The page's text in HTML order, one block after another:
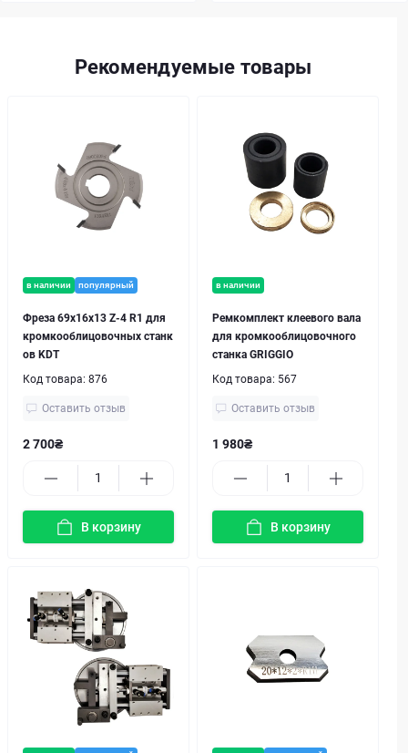
Рекомендуемые товары
в наличии популярный
Фреза 69x16x13 Z-4 R1 для
кромкооблицовочных станк
ов KDT
Код товара: 876
Оставить отзыв
2 700₴
В корзину
в наличии
Ремкомплект клеевого вала
для кромкооблицовочного
станка GRIGGIO
Код товара: 567
Оставить отзыв
1 980₴
В корзину